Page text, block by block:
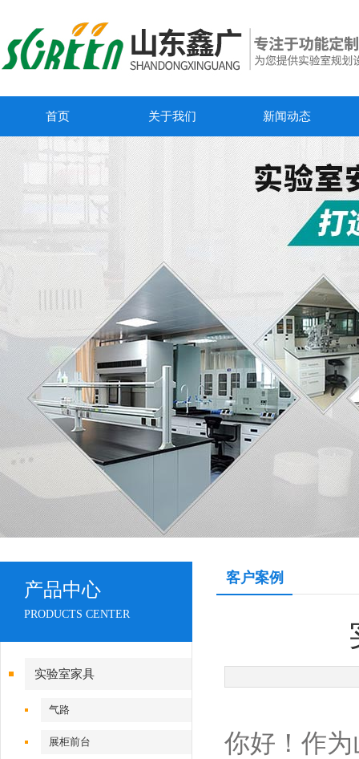
首页 关于我们 新闻动态
产品中心
PRODUCTS CENTER
实验室家具
气路
展柜前台
客户案例
你好！作